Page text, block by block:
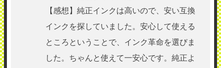
【感想】純正インクは高いので、安い互換
インクを探していました。安心して使える
ところということで、インク革命を選びま
した。ちゃんと使えて一安心です。純正よ